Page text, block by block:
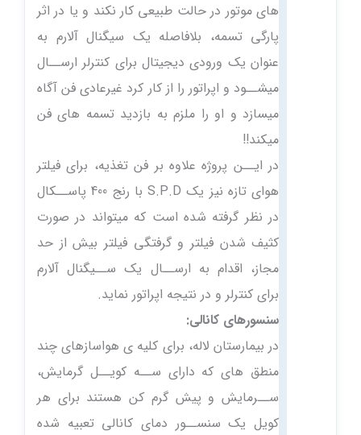
های موتور در حالت طبیعی کار نکند و یا در اثر
پارگی تسمه، بلافاصله یک سیگنال آلارم به
عنوان یک ورودی دیجیتال برای کنترلر ارســال
میشــود و اپراتور را از کار کرد غیرعادی فن آگاه
میسازد و او را ملزم به بازدید تسمه های فن
میکند!!
در ایــن پروژه علاوه بر فن تغذیه، برای فیلتر
هوای تازه نیز یک S.P.D با رنج 400 پاســکال
در نظر گرفته شده است که میتواند در صورت
کثیف شدن فیلتر و گرفتگی فیلتر بیش از حد
مجاز، اقدام به ارســال یک ســیگنال آلارم
برای کنترلر و در نتیجه اپراتور نماید.
سنسورهای کانالی:
در بیمارستان لاله، برای کلیه ی هواسازهای چند
منطق های که دارای ســه کویــل گرمایش،
ســرمایش و پیش گرم کن هستند برای هر
کویل یک سنســور دمای کانالی تعبیه شده